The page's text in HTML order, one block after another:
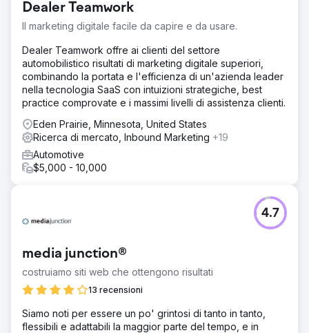
Dealer Teamwork
Il marketing digitale facile da capire e da usare.
Dealer Teamwork offre ai clienti del settore
automobilistico risultati di marketing digitale superiori,
combinando la portata e l'efficienza di un'azienda leader
nella tecnologia SaaS con intuizioni strategiche, best
practice comprovate e i massimi livelli di assistenza clienti.
Eden Prairie, Minnesota, United States
Ricerca di mercato, Inbound Marketing +19
Automotive
$5,000 - 10,000
media junction®
costruiamo siti web che ottengono risultati
13 recensioni
4.7
Siamo noti per essere un po' grintosi di tanto in tanto,
flessibili e adattabili la maggior parte del tempo, e in